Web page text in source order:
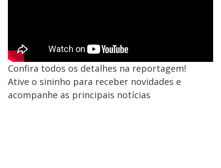
Confira todos os detalhes na reportagem!
Ative o sininho para receber novidades e
acompanhe as principais notícias